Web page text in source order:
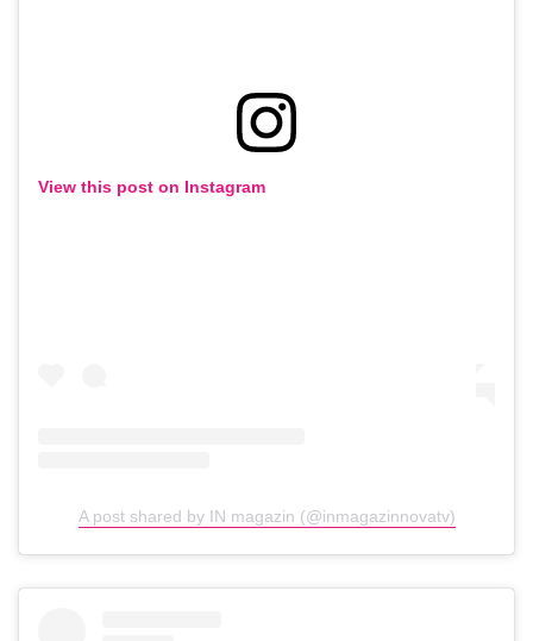
View this post on Instagram
A post shared by IN magazin (@inmagazinnovatv)